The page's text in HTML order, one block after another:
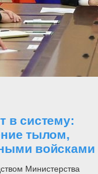
в систему:
тылом,
войсками
Министерства